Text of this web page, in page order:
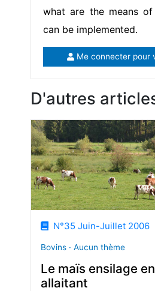
what are the means
can be implemented.
Me connecter pour
D'autres
N°35 Juin-Juillet 2006
Bovins · Aucun thème
Le maïs ensilage
allaitant